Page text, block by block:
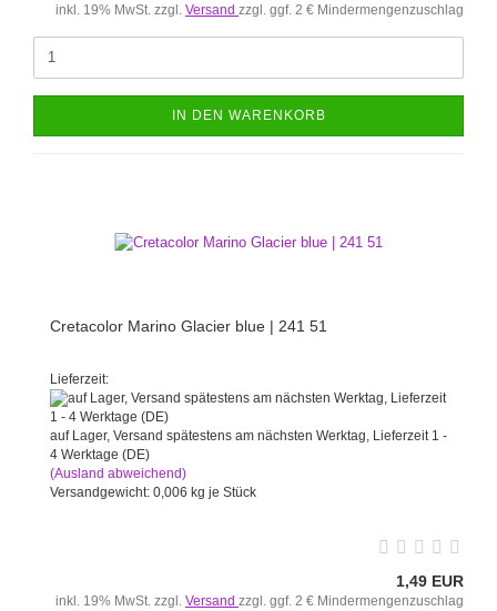
inkl. 19% MwSt. zzgl. Versand zzgl. ggf. 2 € Mindermengenzuschlag
IN DEN WARENKORB
Cretacolor Marino Glacier blue | 241 51
Lieferzeit:
auf Lager, Versand spätestens am nächsten Werktag, Lieferzeit 1 -
4 Werktage (DE)
(Ausland abweichend)
Versandgewicht: 0,006 kg je Stück
1,49 EUR
inkl. 19% MwSt. zzgl. Versand zzgl. ggf. 2 € Mindermengenzuschlag